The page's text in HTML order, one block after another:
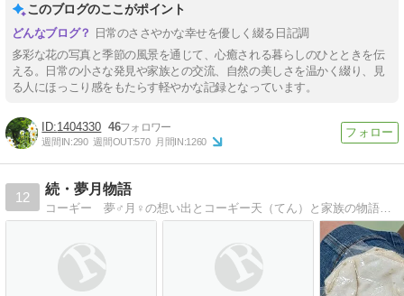
このブログのここがポイント
日常のささやかな幸せを優しく綴る日記調
多彩な花の写真と季節の風景を通じて、心癒される暮らしのひとときを伝
える。日常の小さな発見や家族との交流、自然の美しさを温かく綴り、見
る人にほっこり感をもたらす軽やかな記録となっています。
1404330 46
週間IN:290 週間OUT:570 月間IN:1260
12
続・夢月物語
コーギー 夢♂月♀の想い出とコーギー天（てん）と家族の物語。実家の父母闘病介護の記録。